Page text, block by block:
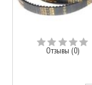
Отзывы (0)